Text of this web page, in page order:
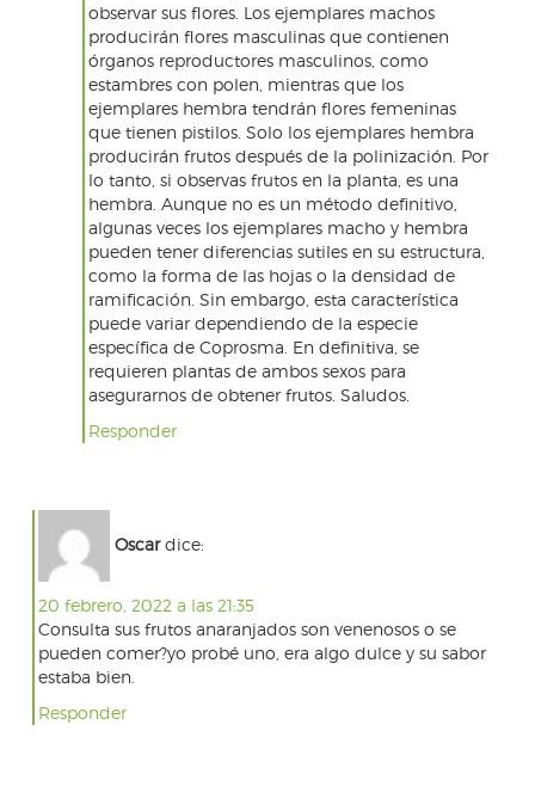
observar sus flores. Los ejemplares machos
producirán flores masculinas que contienen
órganos reproductores masculinos, como
estambres con polen, mientras que los
ejemplares hembra tendrán flores femeninas
que tienen pistilos. Solo los ejemplares hembra
producirán frutos después de la polinización. Por
lo tanto, si observas frutos en la planta, es una
hembra. Aunque no es un método definitivo,
algunas veces los ejemplares macho y hembra
pueden tener diferencias sutiles en su estructura,
como la forma de las hojas o la densidad de
ramificación. Sin embargo, esta característica
puede variar dependiendo de la especie
específica de Coprosma. En definitiva, se
requieren plantas de ambos sexos para
asegurarnos de obtener frutos. Saludos.
Responder
Oscar dice:
20 febrero, 2022 a las 21:35
Consulta sus frutos anaranjados son venenosos o se
pueden comer?yo probé uno, era algo dulce y su sabor
estaba bien.
Responder